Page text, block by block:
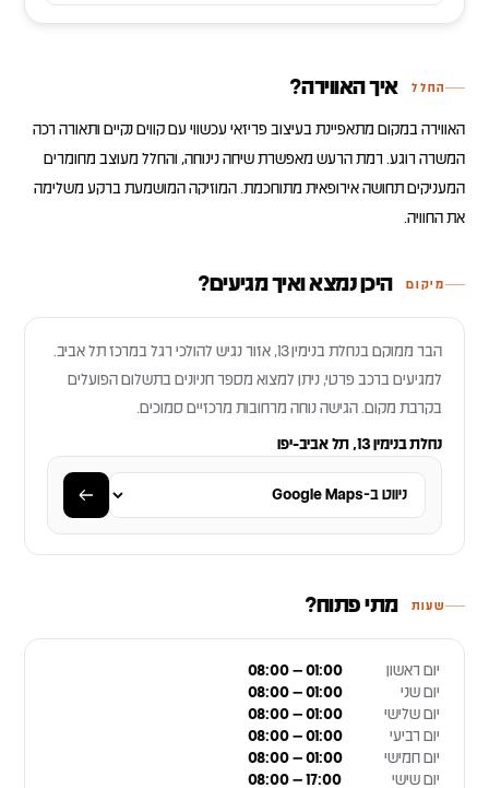
החלל איך האווירה?
האווירה במקום מתאפיינת בעיצוב פריזאי עכשווי עם קווים נקיים ותאורה רכה
המשרה רוגע. רמת הרעש מאפשרת שיחה נינוחה, והחלל מעוצב מחומרים
המעניקים תחושה אירופאית מתוחכמת. המוזיקה המושמעת ברקע משלימה
את החוויה.
מיקום היכן נמצא ואיך מגיעים?
הבר ממוקם בנחלת בנימין 13, אזור נגיש להולכי רגל במרכז תל אביב.
למגיעים ברכב פרטי, ניתן למצוא מספר חניונים בתשלום הפועלים
בקרבת מקום. הגישה נוחה מרחובות מרכזיים סמוכים.
נחלת בנימין 13, תל אביב-יפו
שעות מתי פתוח?
יום ראשון
08:00 – 01:00
יום שני
08:00 – 01:00
יום שלישי
08:00 – 01:00
יום רביעי
08:00 – 01:00
יום חמישי
08:00 – 01:00
יום שישי
08:00 – 17:00